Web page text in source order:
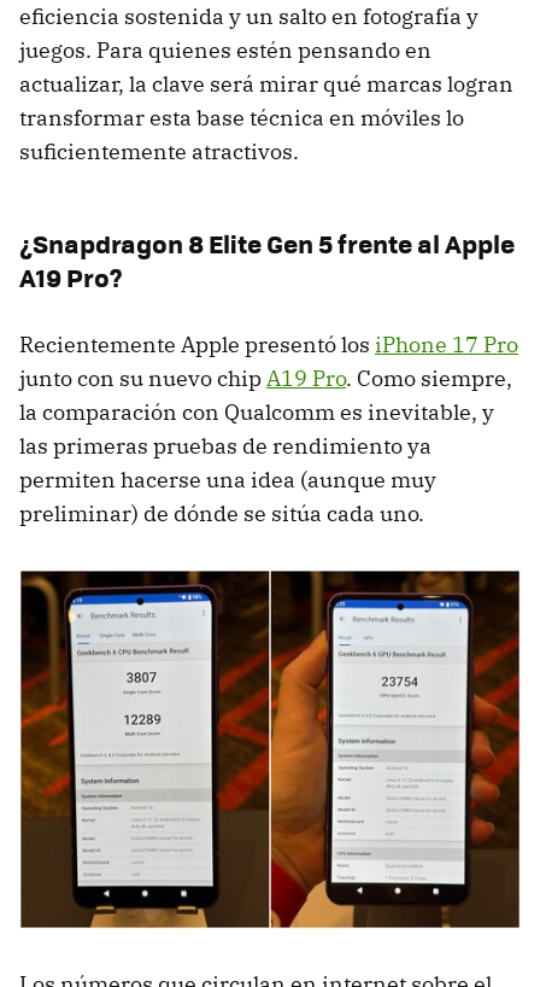
eficiencia sostenida y un salto en fotografía y
juegos. Para quienes estén pensando en
actualizar, la clave será mirar qué marcas logran
transformar esta base técnica en móviles lo
suficientemente atractivos.
¿Snapdragon 8 Elite Gen 5 frente al Apple
A19 Pro?
Recientemente Apple presentó los iPhone 17 Pro
junto con su nuevo chipA19 Pro. Como siempre,
la comparación con Qualcomm es inevitable, y
las primeras pruebas de rendimiento ya
permiten hacerse una idea (aunque muy
preliminar) de dónde se sitúa cada uno.